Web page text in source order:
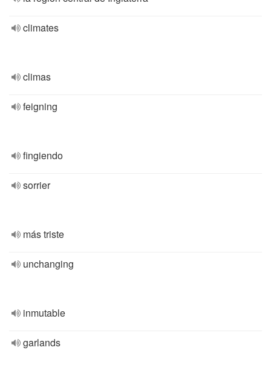
climates
climas
feigning
fingiendo
sorrier
más triste
unchanging
inmutable
garlands